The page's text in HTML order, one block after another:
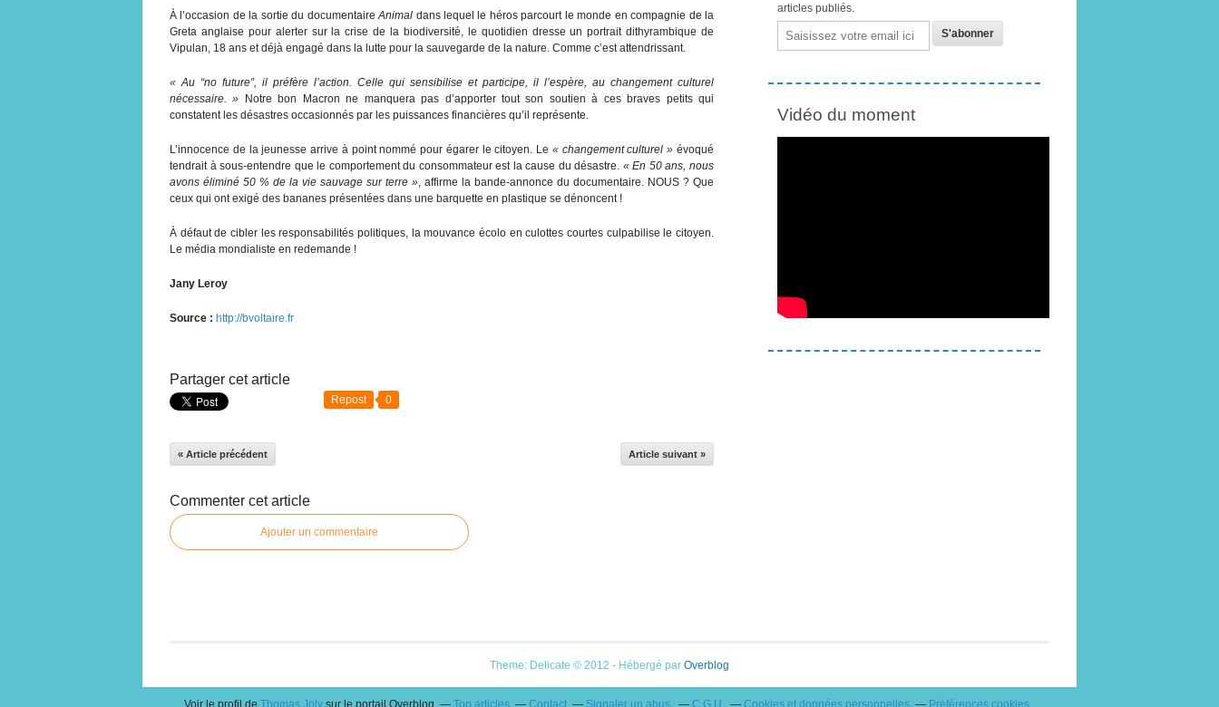
À l’occasion de la sortie du documentaireAnimal dans lequel le héros parcourt le monde en compagnie de la
Greta anglaise pour alerter sur la crise de la biodiversité, le quotidien dresse un portrait dithyrambique de
Vipulan, 18 ans et déjà engagé dans la lutte pour la sauvegarde de la nature. Comme c’est attendrissant.
« Au “no future”, il préfère l’action. Celle qui sensibilise et participe, il l’espère, au changement culturel
nécessaire. » Notre bon Macron ne manquera pas d’apporter tout son soutien à ces braves petits qui
constatent les désastres occasionnés par les puissances financières qu’il représente.
L’innocence de la jeunesse arrive à point nommé pour égarer le citoyen. Le « changement culturel » évoqué
tendrait à sous-entendre que le comportement du consommateur est la cause du désastre. « En 50 ans, nous
avons éliminé 50 % de la vie sauvage sur terre », affirme la bande-annonce du documentaire. NOUS ? Que
ceux qui ont exigé des bananes présentées dans une barquette en plastique se dénoncent !
À défaut de cibler les responsabilités politiques, la mouvance écolo en culottes courtes culpabilise le citoyen.
Le média mondialiste en redemande !
Jany Leroy
Source : http://bvoltaire.fr
Partager cet article
Repost 0
« Article précédent Article suivant »
Commenter cet article
Ajouter un commentaire
articles publiés.
Email
Vidéo du moment
Theme: Delicate © 2012 - Hébergé par Overblog
Voir le profil de Thomas Joly sur le portail Overblog Top articles Contact Signaler un abus C.G.U. Cookies et données personnelles Préférences cookies